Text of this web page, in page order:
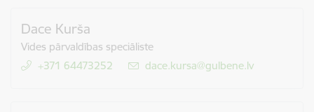
Dace Kurša
Vides pārvaldības speciāliste
+371 64473252
E-pasts:
dace.kursa@gulbene.lv